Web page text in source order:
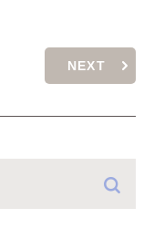
NEXT